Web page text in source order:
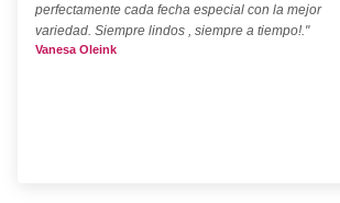
perfectamente cada fecha especial con la mejor
variedad. Siempre lindos , siempre a tiempo!."
Vanesa Oleink